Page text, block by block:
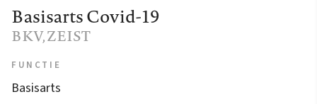
Basisarts Covid-19
BKV, ZEIST
FUNCTIE
Basisarts